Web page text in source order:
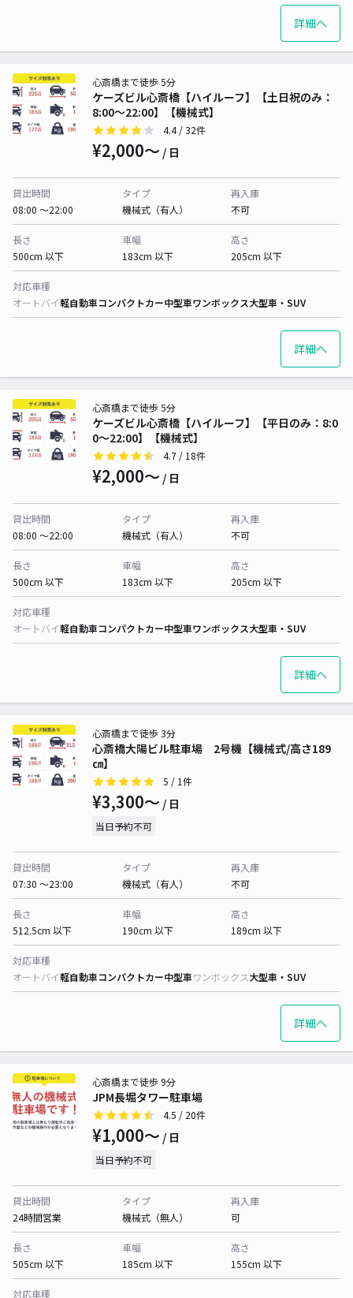
詳細へ
ケーズビル心斎橋【ハイルーフ】【土日祝のみ：
8:00～22:00】【機械式】
心斎橋まで徒歩 5分
4.4/ 32件
¥2,000〜 / 日
貸出時間
08:00 〜22:00
タイプ
機械式（有人）
再入庫
不可
長さ
500cm 以下
車幅
183cm 以下
高さ
205cm 以下
対応車種
オートバイ軽自動車コンパクトカー中型車ワンボックス大型車・SUV
詳細へ
ケーズビル心斎橋【ハイルーフ】【平日のみ：8:0
0～22:00】【機械式】
心斎橋まで徒歩 5分
4.7 / 18件
¥2,000〜 / 日
貸出時間
08:00 〜22:00
タイプ
機械式（有人）
再入庫
不可
長さ
500cm 以下
車幅
183cm 以下
高さ
205cm 以下
対応車種
オートバイ軽自動車コンパクトカー中型車ワンボックス大型車・SUV
詳細へ
心斎橋大陽ビル駐車場 2号機【機械式/高さ189
㎝】
心斎橋まで徒歩 3分
5 / 1件
¥3,300〜 / 日
当日予約不可
貸出時間
07:30 〜23:00
タイプ
機械式（有人）
再入庫
不可
長さ
512.5cm 以下
車幅
190cm 以下
高さ
189cm 以下
対応車種
オートバイ軽自動車コンパクトカー中型車ワンボックス大型車・SUV
詳細へ
JPM長堀タワー駐車場
心斎橋まで徒歩 9分
4.5 / 20件
¥1,000〜 / 日
当日予約不可
貸出時間
24時間営業
タイプ
機械式（無人）
再入庫
可
長さ
505cm 以下
車幅
185cm 以下
高さ
155cm 以下
対応車種